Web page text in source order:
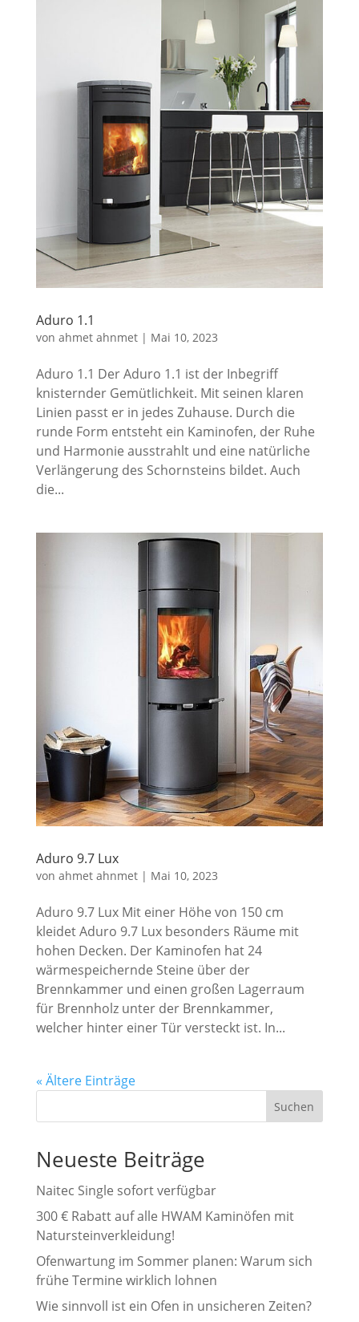
Aduro 1.1
von ahmet ahnmet| Mai 10, 2023
Aduro 1.1 Der Aduro 1.1 ist der Inbegriff
knisternder Gemütlichkeit. Mit seinen klaren
Linien passt er in jedes Zuhause. Durch die
runde Form entsteht ein Kaminofen, der Ruhe
und Harmonie ausstrahlt und eine natürliche
Verlängerung des Schornsteins bildet. Auch
die...
Aduro 9.7 Lux
von ahmet ahnmet| Mai 10, 2023
Aduro 9.7 Lux Mit einer Höhe von 150 cm
kleidet Aduro 9.7 Lux besonders Räume mit
hohen Decken. Der Kaminofen hat 24
wärmespeichernde Steine über der
Brennkammer und einen großen Lagerraum
für Brennholz unter der Brennkammer,
welcher hinter einer Tür versteckt ist. In...
« Ältere Einträge
Suchen
Neueste Beiträge
Naitec Single sofort verfügbar
300 € Rabatt auf alle HWAM Kaminöfen mit
Natursteinverkleidung!
Ofenwartung im Sommer planen: Warum sich
frühe Termine wirklich lohnen
Wie sinnvoll ist ein Ofen in unsicheren Zeiten?